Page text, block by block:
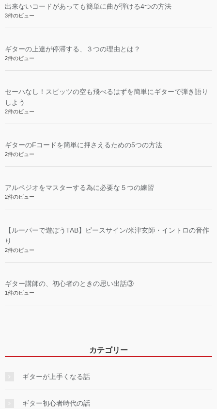
出来ないコードがあっても簡単に曲が弾ける4つの方法
3件のビュー
ギターの上達が停滞する、３つの理由とは？
2件のビュー
セーハなし！スピッツの空も飛べるはずを簡単にギターで弾き語り
しよう
2件のビュー
ギターのFコードを簡単に押さえるための5つの方法
2件のビュー
アルペジオをマスターする為に必要な５つの練習
2件のビュー
【ルーパーで遊ぼうTAB】ピースサイン/米津玄師・イントロの音作
り
2件のビュー
ギター講師の、初心者のときの思い出話③
1件のビュー
カテゴリー
ギターが上手くなる話
ギター初心者時代の話